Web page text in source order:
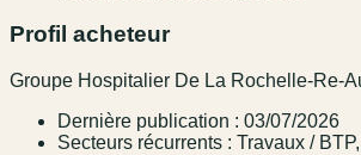
Profil acheteur
Groupe Hospitalier De La Rochelle-Re-
Dernière publication : 03/07/2026
Secteurs récurrents : Travaux /